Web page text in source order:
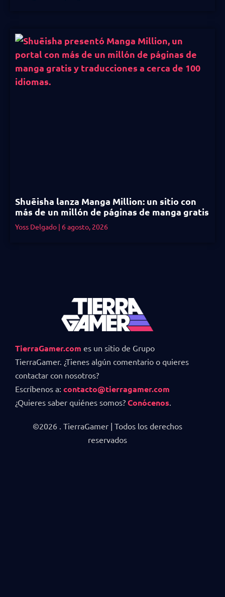
Shuēisha lanza Manga Million: un sitio con
más de un millón de páginas de manga gratis
Yoss Delgado 6 agosto, 2026
TierraGamer.com es un sitio de Grupo
TierraGamer. ¿Tienes algún comentario o quieres
contactar con nosotros?
Escríbenos a: contacto@tierragamer.com
¿Quieres saber quiénes somos? Conócenos.
©2026 . TierraGamer | Todos los derechos
reservados